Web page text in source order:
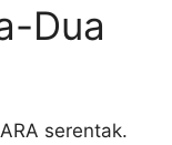
Dua
serentak.